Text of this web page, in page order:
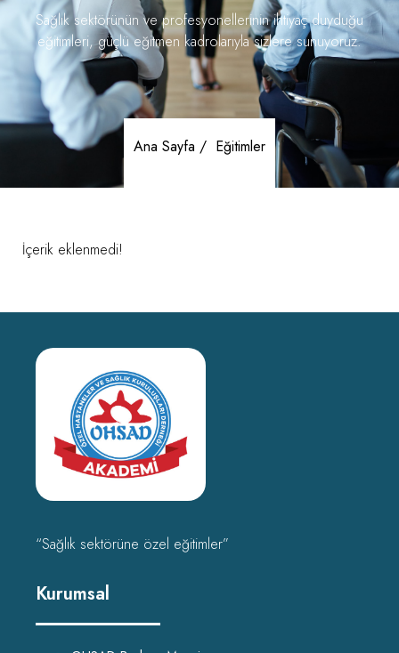
Sağlık sektörünün ve profesyonellerinin ihtiyaç duyduğu
eğitimleri, güçlü eğitmen kadrolarıyla sizlere sunuyoruz.
Ana Sayfa / Eğitimler
İçerik eklenmedi!
“Sağlık sektörüne özel eğitimler”
Kurumsal